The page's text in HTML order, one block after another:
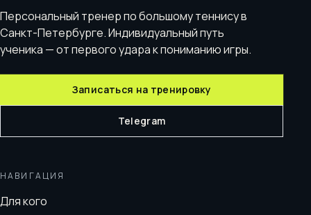
Персональный тренер по большому теннису в
Санкт-Петербурге. Индивидуальный путь
ученика — от первого удара к пониманию игры.
Записаться на тренировку
Telegram
НАВИГАЦИЯ
Для кого